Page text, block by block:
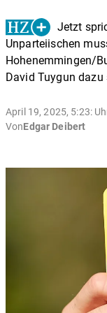
Jetzt
Unparteiischen
Hohenemmingen/
David Tuygun
April 19, 2025, 5:23:
VonEdgar Deibert